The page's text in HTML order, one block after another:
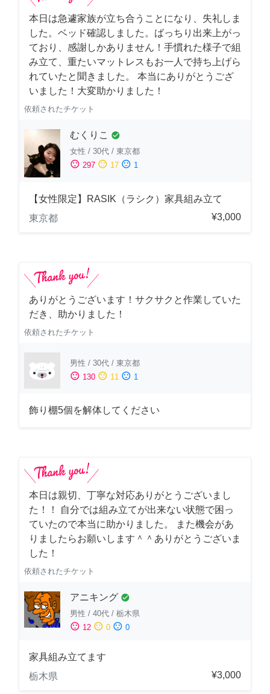
本日は急遽家族が立ち合うことになり、失礼しま
した。ベッド確認しました。ばっちり出来上がっ
ており、感謝しかありません！手慣れた様子で組
み立て、重たいマットレスもお一人で持ち上げら
れていたと聞きました。 本当にありがとうござ
いました！大変助かりました！
依頼されたチケット
むくりこ check_circle
女性 / 30代 / 東京都
sentiment_satisfied 297 sentiment_neutral 17 sentiment_dissatisfied 1
【女性限定】RASIK（ラシク）家具組み立て
東京都
¥3,000
ありがとうございます！サクサクと作業していた
だき、助かりました！
依頼されたチケット
男性 / 30代 / 東京都
sentiment_satisfied 130 sentiment_neutral 11 sentiment_dissatisfied 1
飾り棚5個を解体してください
本日は親切、丁寧な対応ありがとうございまし
た！！ 自分では組み立てが出来ない状態で困っ
ていたので本当に助かりました。 また機会があ
りましたらお願いします＾＾ありがとうございま
した！
依頼されたチケット
アニキング check_circle
男性 / 40代 / 栃木県
sentiment_satisfied 12 sentiment_neutral 0 sentiment_dissatisfied 0
家具組み立てます
栃木県
¥3,000